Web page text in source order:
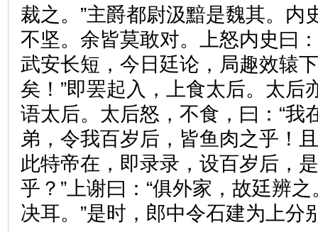
裁之。”主爵都尉汲黯是魏其。内
不坚。余皆莫敢对。上怒内史曰
武安长短，今日廷论，局趣效辕
矣！”即罢起入，上食太后。太后
语太后。太后怒，不食，曰：“我
弟，令我百岁后，皆鱼肉之乎！
此特帝在，即录录，设百岁后，
乎？”上谢曰：“俱外家，故廷辨
决耳。”是时，郎中令石建为